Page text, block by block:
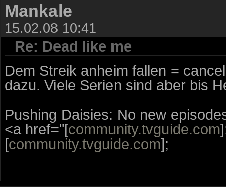
Mankale
15.02.08 10:41
Re: Dead like me
Dem Streik anheim fallen =
dazu. Viele Serien sind aber bis
Pushing Daisies: No new
<a href="[community.tvguide.com
[community.tvguide.com];